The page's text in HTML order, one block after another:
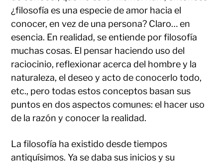
¿filosofía es una especie de amor hacia el
conocer, en vez de una persona? Claro… en
esencia. En realidad, se entiende por filosofía
muchas cosas. El pensar haciendo uso del
raciocinio, reflexionar acerca del hombre y la
naturaleza, el deseo y acto de conocerlo todo,
etc., pero todas estos conceptos basan sus
puntos en dos aspectos comunes: el hacer uso
de la razón y conocer la realidad.
La filosofía ha existido desde tiempos
antiquísimos. Ya se daba sus inicios y su